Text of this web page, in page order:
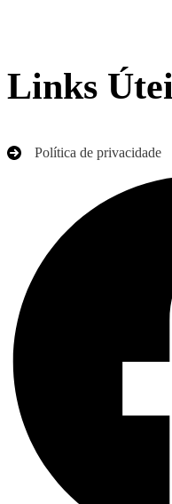
Links
Política de privacidade